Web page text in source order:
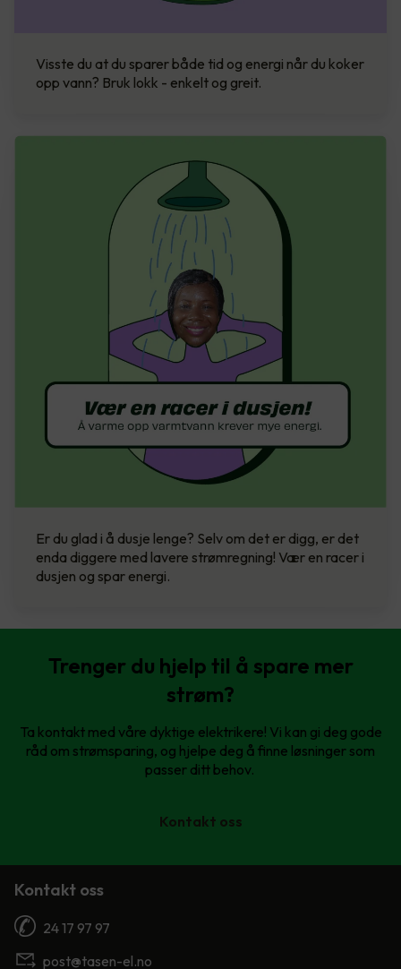
Visste du at du sparer både tid og energi når du koker
opp vann? Bruk lokk - enkelt og greit.
Er du glad i å dusje lenge? Selv om det er digg, er det
enda diggere med lavere strømregning! Vær en racer i
dusjen og spar energi.
Trenger du hjelp til å spare mer
strøm?
Ta kontakt med våre dyktige elektrikere! Vi kan gi deg gode
råd om strømsparing, og hjelpe deg å finne løsninger som
passer ditt behov.
Kontakt oss
Kontakt oss
24 17 97 97
post@tasen-el.no